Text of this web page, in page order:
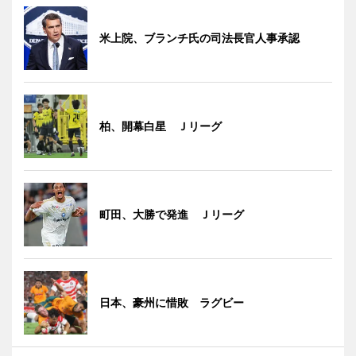
米上院、ブランチ氏の司法長官人事承認
柏、開幕白星 Ｊリーグ
町田、大勝で発進 Ｊリーグ
日本、豪州に惜敗 ラグビー